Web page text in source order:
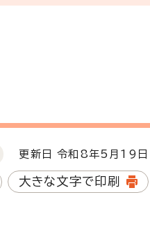
更新日 令和8年5月19日
大きな文字で印刷